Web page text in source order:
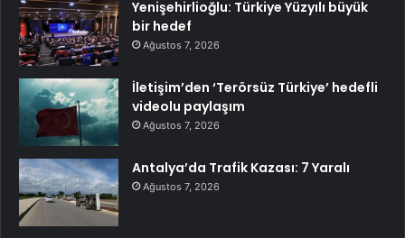
Yenişehirlioğlu: Türkiye Yüzyılı büyük
bir hedef
Ağustos 7, 2026
İletişim’den ‘Terörsüz Türkiye’ hedefli
videolu paylaşım
Ağustos 7, 2026
Antalya’da Trafik Kazası: 7 Yaralı
Ağustos 7, 2026